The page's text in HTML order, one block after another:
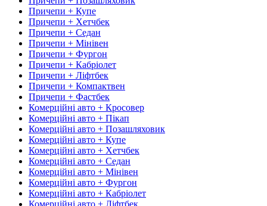
Причепи + Купе
Причепи + Хетчбек
Причепи + Седан
Причепи + Мінівен
Причепи + Фургон
Причепи + Кабріолет
Причепи + Ліфтбек
Причепи + Компактвен
Причепи + Фастбек
Комерційні авто + Кросовер
Комерційні авто + Пікап
Комерційні авто + Позашляховик
Комерційні авто + Купе
Комерційні авто + Хетчбек
Комерційні авто + Седан
Комерційні авто + Мінівен
Комерційні авто + Фургон
Комерційні авто + Кабріолет
Комерційні авто + Ліфтбек